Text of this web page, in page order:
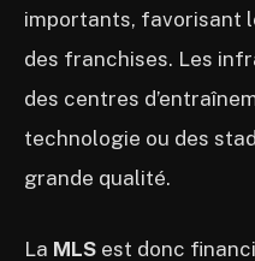
importants, favorisant
des franchises. Les
des centres
technologie ou des
grande qualité.
La MLS est donc